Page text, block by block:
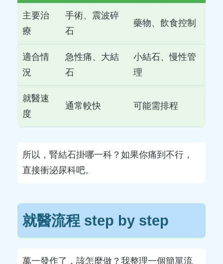
主要治
療
手術、震波碎
石
藥物、飲食控制
適合情
況
急性痛、大結
石
小結石、慢性管
理
就醫速
度
通常較快 可能需排程
所以，腎結石掛哪一科？如果你痛到不行，
直接衝泌尿科吧。
就醫流程 step by step
萬一發作了，該怎麼做？我整理一個簡單流